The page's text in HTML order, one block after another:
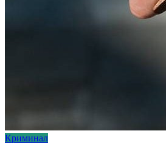
Криминал